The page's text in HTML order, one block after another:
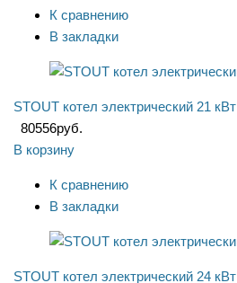
К сравнению
В закладки
STOUT котел электрический 21 кВт
80556руб.
В корзину
К сравнению
В закладки
STOUT котел электрический 24 кВт